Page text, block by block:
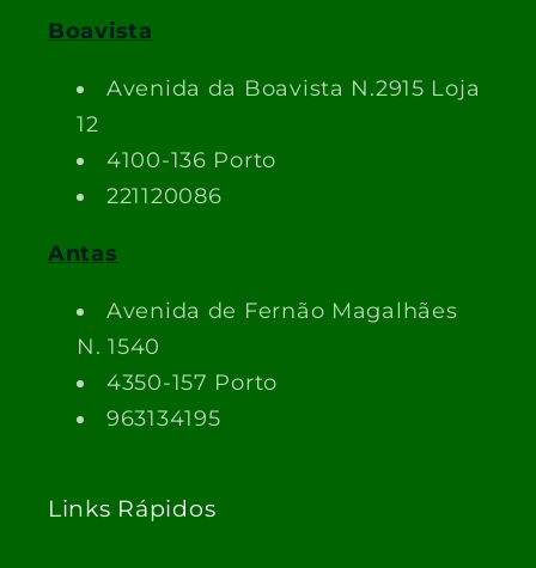
Boavista
Avenida da Boavista N.2915 Loja
12
4100-136 Porto
221120086
Antas
Avenida de Fernão Magalhães
N. 1540
4350-157 Porto
963134195
Links Rápidos